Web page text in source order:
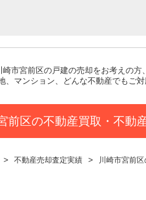
崎市宮前区の戸建の売却をお考えの方
、マンション、どんな不動産でもご
前区の不動産買取・不動
不動産売却査定実績 川崎市宮前